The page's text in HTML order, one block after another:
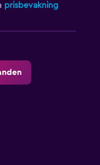
prisbevakning